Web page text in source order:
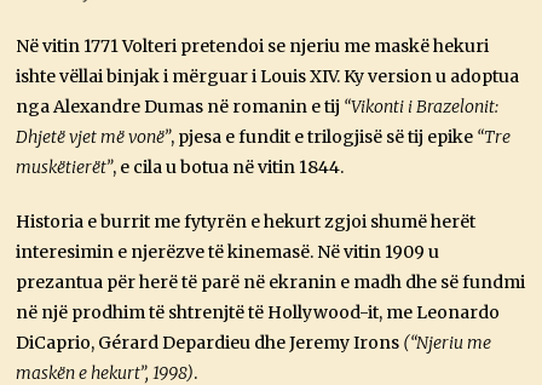
Në vitin 1771 Volteri pretendoi se njeriu me maskë hekuri
ishte vëllai binjak i mërguar i Louis XIV. Ky version u adoptua
nga Alexandre Dumas në romanin e tij “Vikonti i Brazelonit:
Dhjetë vjet më vonë”, pjesa e fundit e trilogjisë së tij epike “Tre
muskëtierët”, e cila u botua në vitin 1844.
Historia e burrit me fytyrën e hekurt zgjoi shumë herët
interesimin e njerëzve të kinemasë. Në vitin 1909 u
prezantua për herë të parë në ekranin e madh dhe së fundmi
në një prodhim të shtrenjtë të Hollywood-it, me Leonardo
DiCaprio, Gérard Depardieu dhe Jeremy Irons (“Njeriu me
maskën e hekurt”, 1998).